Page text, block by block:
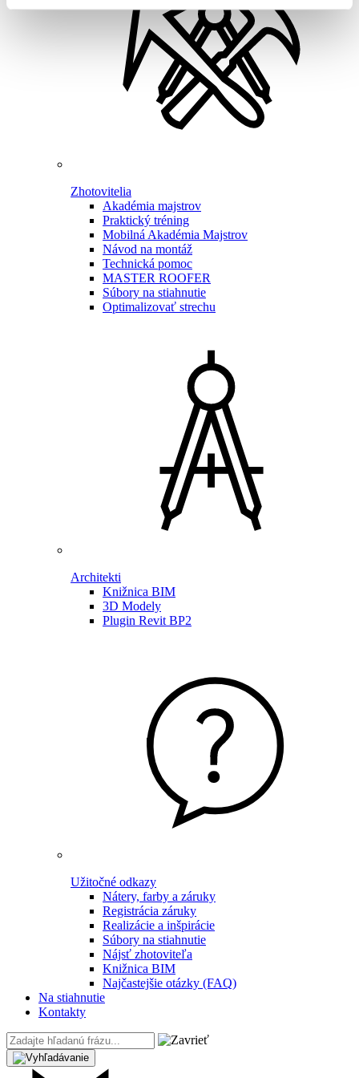
Zhotovitelia
Akadémia majstrov
Praktický tréning
Mobilná Akadémia Majstrov
Návod na montáž
Technická pomoc
MASTER ROOFER
Súbory na stiahnutie
Optimalizovať strechu
Architekti
Knižnica BIM
3D Modely
Plugin Revit BP2
Užitočné odkazy
Nátery, farby a záruky
Registrácia záruky
Realizácie a inšpirácie
Súbory na stiahnutie
Nájsť zhotoviteľa
Knižnica BIM
Najčastejšie otázky (FAQ)
Na stiahnutie
Kontakty